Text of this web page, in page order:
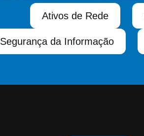
Ativos de Rede
Segurança da Informação